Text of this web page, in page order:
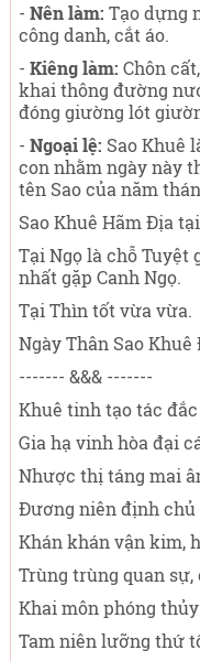
- Nên làm: Tạo dựng
công danh, cắt áo.
- Kiêng làm: Chôn
khai thông đường
đóng giường lót
- Ngoại lệ: Sao Khuê
con nhằm ngày này
tên Sao của năm
Sao Khuê Hãm Địa
Tại Ngọ là chỗ Tuyệt
nhất gặp Canh Ngọ.
Tại Thìn tốt vừa vừa.
Ngày Thân Sao
------- &&& -------
Khuê tinh tạo tác
Gia hạ vinh hòa đại
Nhược thị táng mai
Đương niên định
Khán khán vận kim,
Trùng trùng quan sự,
Khai môn phóng
Tam niên lưỡng thứ